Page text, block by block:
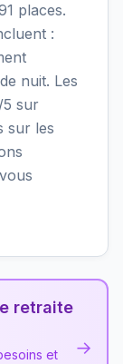
places.
:
nuit. Les
5 sur
sur les
retraite
et
→